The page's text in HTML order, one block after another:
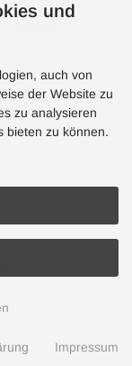
und
auch von
der Website zu
zu analysieren
bieten zu können.
Impressum